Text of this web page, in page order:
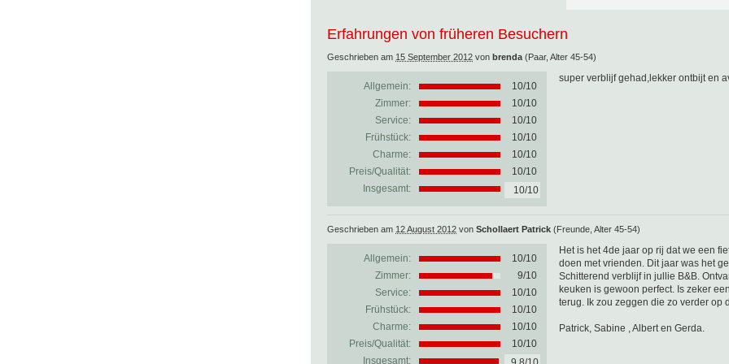
Erfahrungen von früheren Besuchern
Geschrieben am 15 September 2012 von brenda (Paar, Alter 45-54)
Allgemein: 10/10
Zimmer:
10/10
Service:
10/10
Frühstück:
10/10
Charme:
10/10
Preis/Qualität:
10/10
Insgesamt:
10/10
super verblijf gehad,lekker ontbijt en
Geschrieben am 12 August 2012 von Schollaert Patrick (Freunde, Alter 45-54)
Allgemein: 10/10
Zimmer:
9/10
Service:
10/10
Frühstück:
10/10
Charme:
10/10
Preis/Qualität:
10/10
Insgesamt:
Het is het 4de jaar op rij dat we een
doen met vrienden. Dit jaar was het
Schitterend verblijf in jullie B&B.
keuken is gewoon perfect. Is zeker
terug. Ik zou zeggen die zo verder op
Patrick, Sabine , Albert en Gerda.